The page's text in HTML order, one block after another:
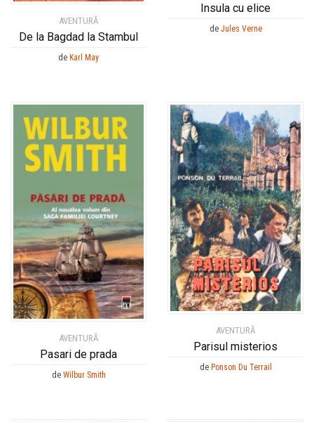
AVENTURĂ
De la Bagdad la Stambul
de Karl May
Insula cu elice
de Jules Verne
AVENTURĂ
Pasari de prada
de Wilbur Smith
AVENTURĂ
Parisul misterios
de Ponson Du Terrail